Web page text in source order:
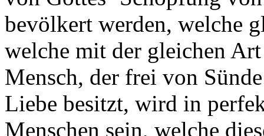
bevölkert werden, welche
welche mit der gleichen
Mensch, der frei von
Liebe besitzt, wird in
Menschen sein, welche